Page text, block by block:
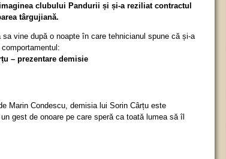
clubului Pandurii și și-a reziliat contractul
târgujiană.
sa vine după o noapte în care tehnicianul spune că și-a
țu – prezentare demisie
Marin Condescu, demisia lui Sorin Cârțu este
gest de onoare pe care speră ca toată lumea să îl